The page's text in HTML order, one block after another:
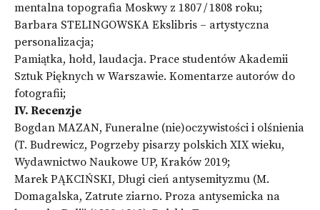
mentalna topografia Moskwy z 1807 / 1808 roku;
Barbara STELINGOWSKA Ekslibris – artystyczna
personalizacja;
Pamiątka, hołd, laudacja. Prace studentów Akademii
Sztuk Pięknych w Warszawie. Komentarze autorów do
fotografii;
IV. Recenzje
Bogdan MAZAN, Funeralne (nie)oczywistości i olśnienia
(T. Budrewicz, Pogrzeby pisarzy polskich XIX wieku,
Wydawnictwo Naukowe UP, Kraków 2019;
Marek PĄKCIŃSKI, Długi cień antysemityzmu (M.
Domagalska, Zatrute ziarno. Proza antysemicka na